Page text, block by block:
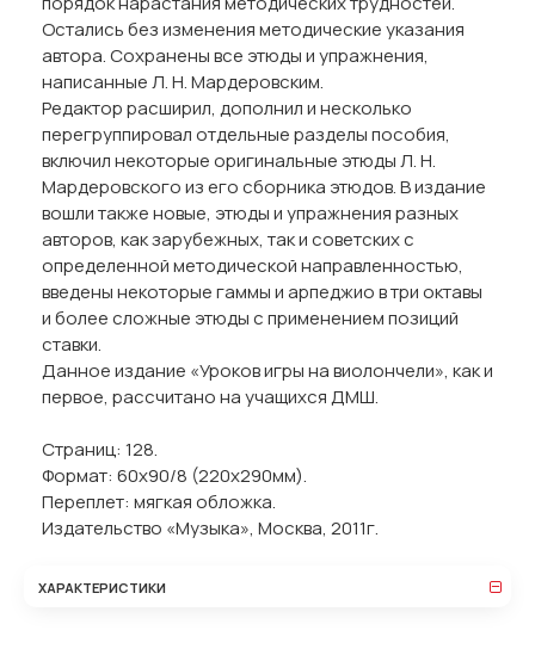
Остались без изменения методические указания
автора. Сохранены все этюды и упражнения,
написанные Л. Н. Мардеровским.
Редактор расширил, дополнил и несколько
перегруппировал отдельные разделы пособия,
включил некоторые оригинальные этюды Л. Н.
Мардеровского из его сборника этюдов. В издание
вошли также новые, этюды и упражнения разных
авторов, как зарубежных, так и советских с
определенной методической направленностью,
введены некоторые гаммы и арпеджио в три октавы
и более сложные этюды с применением позиций
ставки.
Данное издание «Уроков игры на виолончели», как и
первое, рассчитано на учащихся ДМШ.
Страниц: 128.
Формат: 60x90/8 (220х290мм).
Переплет: мягкая обложка.
Издательство «Музыка», Москва, 2011г.
ХАРАКТЕРИСТИКИ